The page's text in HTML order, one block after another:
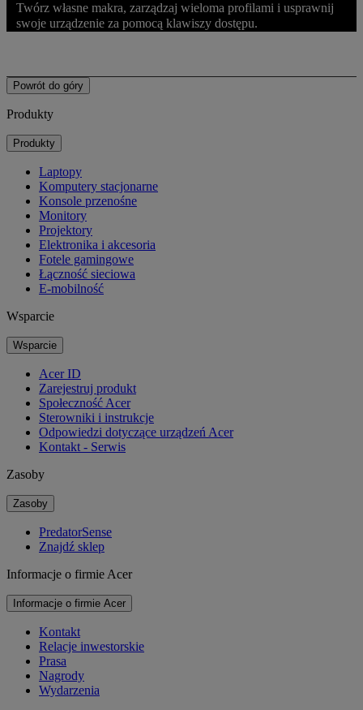
Twórz własne makra, zarządzaj wieloma profilami i usprawnij
swoje urządzenie za pomocą klawiszy dostępu.
Powrót do góry
Produkty
Produkty
Laptopy
Komputery stacjonarne
Konsole przenośne
Monitory
Projektory
Elektronika i akcesoria
Fotele gamingowe
Łączność sieciowa
E-mobilność
Wsparcie
Wsparcie
Acer ID
Zarejestruj produkt
Społeczność Acer
Sterowniki i instrukcje
Odpowiedzi dotyczące urządzeń Acer
Kontakt - Serwis
Zasoby
Zasoby
PredatorSense
Znajdź sklep
Informacje o firmie Acer
Informacje o firmie Acer
Kontakt
Relacje inwestorskie
Prasa
Nagrody
Wydarzenia